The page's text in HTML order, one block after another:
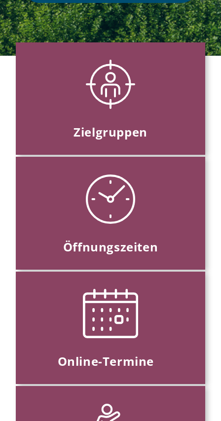
Zielgruppen
Öffnungszeiten
Online-Termine